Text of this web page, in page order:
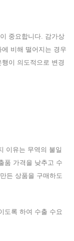
중요합니다. 감가상
비해 떨어지는 경우
이 의도적으로 변경
이유는 무역의 불일
품 가격을 낮추고 수
든 상품을 구매하도
도록 하여 수출 수요